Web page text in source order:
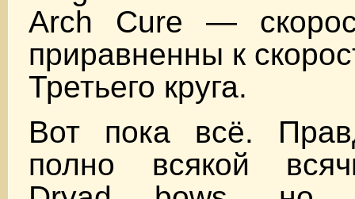
Arch Cure —
приравненны к
Третьего круга.
Вот пока всё.
полно всякой